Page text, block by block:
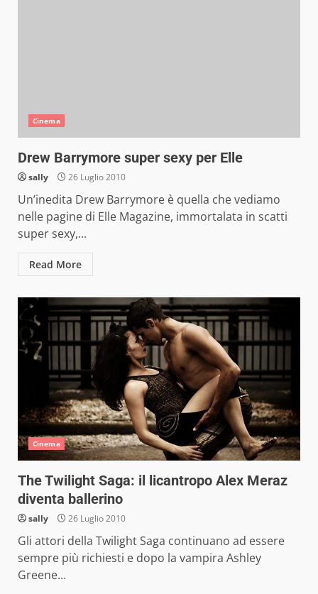
Cinema
Drew Barrymore super sexy per Elle
sally 26 Luglio 2010
Un’inedita Drew Barrymore è quella che vediamo
nelle pagine di Elle Magazine, immortalata in scatti
super sexy,...
Read More
Cinema
The Twilight Saga: il licantropo Alex Meraz
diventa ballerino
sally 26 Luglio 2010
Gli attori della Twilight Saga continuano ad essere
sempre più richiesti e dopo la vampira Ashley
Greene...